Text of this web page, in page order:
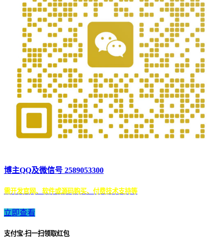
博主QQ及微信号 2589053300
需开发官网、软件或源码购买、付费技术支持等
立即查看
支付宝-扫一扫领取红包